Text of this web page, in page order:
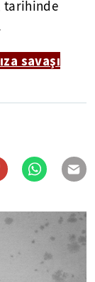
tarihinde
savaşı